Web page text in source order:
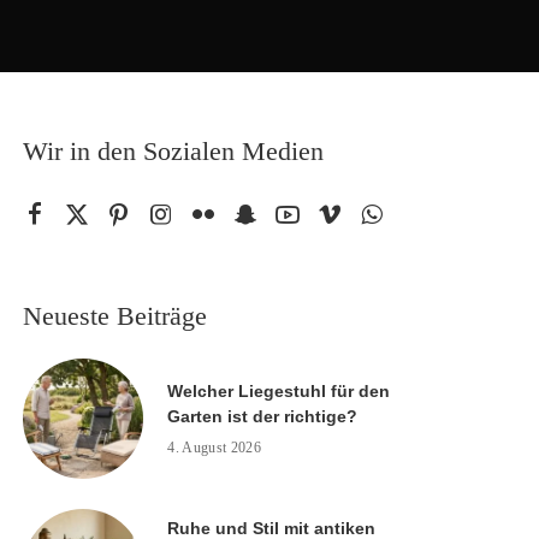
Wir in den Sozialen Medien
Neueste Beiträge
Welcher Liegestuhl für den
Garten ist der richtige?
4. August 2026
Ruhe und Stil mit antiken